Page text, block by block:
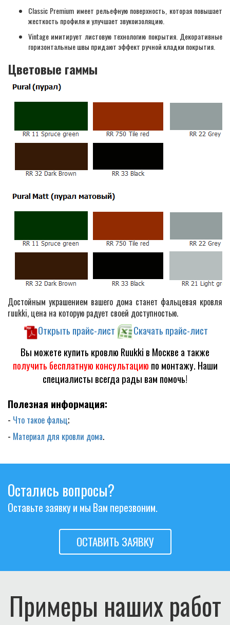
Classic Premium имеет рельефную поверхность, которая повышает
жесткость профиля и улучшает звукоизоляцию.
Vintage имитирует листовую технологию покрытия. Декоративные
горизонтальные швы придают эффект ручной кладки покрытия.
Цветовые гаммы
Достойным украшением вашего дома станет фальцевая кровля
ruukki, цена на которую радует своей доступностью.
Открыть прайс-лист
Скачать прайс-лист
Вы можете купить кровлю Ruukki в Москве а также
получить бесплатную консультацию по монтажу. Наши
специалисты всегда рады вам помочь!
Полезная информация:
- Что такое фальц;
- Материал для кровли дома.
Остались вопросы?
Оставьте заявку и мы Вам перезвоним.
ОСТАВИТЬ ЗАЯВКУ
Примеры наших работ